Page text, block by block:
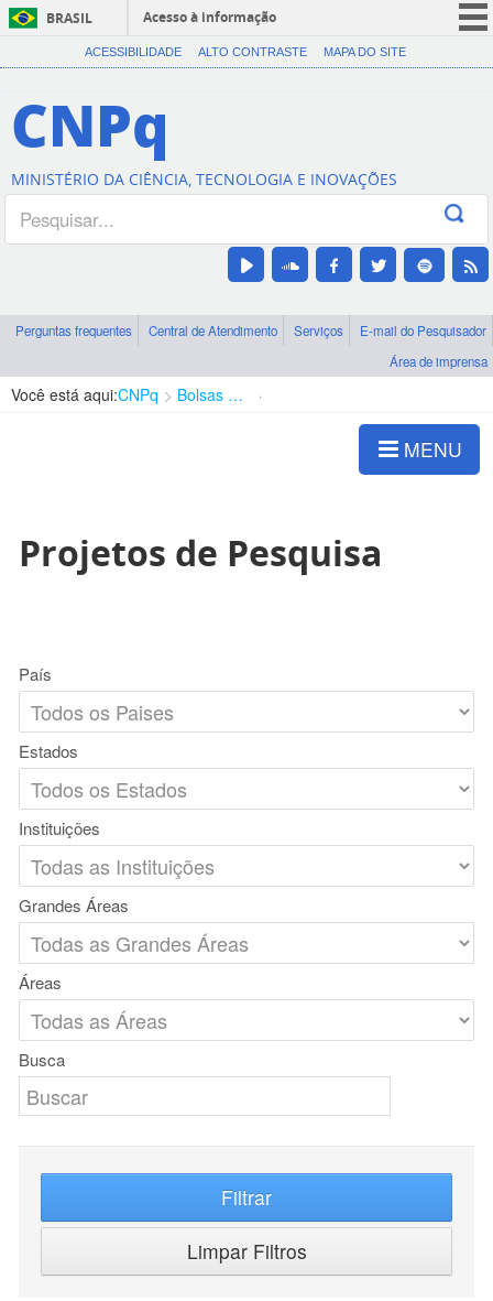
BRASIL
Acesso à informação
CORONAVÍRUS (COVID-19)
Canais
ACESSIBILIDADE ALTO CONTRASTE MAPA DO SITE
CNPq
MINISTÉRIO DA CIÊNCIA, TECNOLOGIA E INOVAÇÕES
Perguntas frequentes Central de Atendimento Serviços
E-mail do Pesquisador
Área de imprensa
Você está aqui:CNPq Bolsas e Auxílios Vigentes
MENU
Projetos de Pesquisa
País
Estados
Instituições
Grandes Áreas
Áreas
Busca
Filtrar
Limpar Filtros